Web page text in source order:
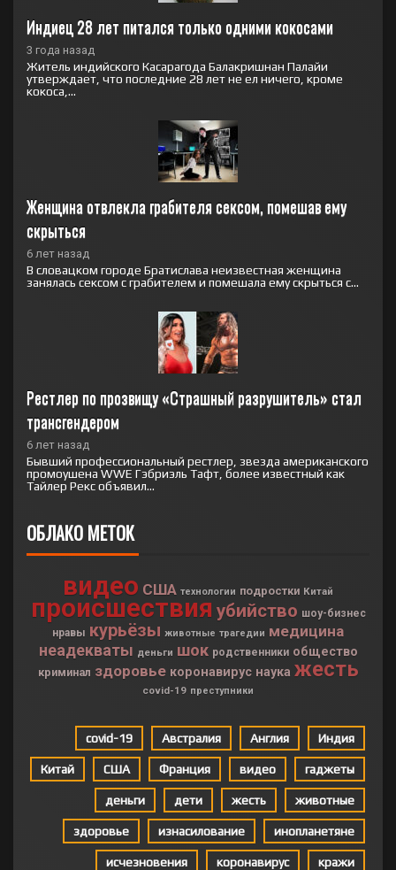
Индиец 28 лет питался только одними кокосами
3 года назад
Житель индийского Касарагода Балакришнан Палайи
утверждает, что последние 28 лет не ел ничего, кроме
кокоса,...
Женщина отвлекла грабителя сексом, помешав ему
скрыться
6 лет назад
В словацком городе Братислава неизвестная женщина
занялась сексом с грабителем и помешала ему скрыться с...
Рестлер по прозвищу «Страшный разрушитель» стал
трансгендером
6 лет назад
Бывший профессиональный рестлер, звезда американского
промоушена WWE Гэбриэль Тафт, более известный как
Тайлер Рекс объявил...
ОБЛАКО МЕТОК
видео США технологии подростки Китай
происшествия убийство шоу-бизнес
нравы курьёзы животные трагедии медицина
неадекваты деньги шок родственники общество
криминал здоровье коронавирус наука жесть
covid-19 преступники
covid-19 Австралия Англия Индия
Китай США Франция видео гаджеты
деньги дети жесть животные
здоровье изнасилование инопланетяне
исчезновения коронавирус кражи